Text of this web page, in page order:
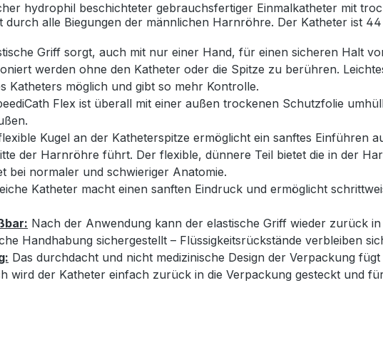
hydrophil beschichteter gebrauchsfertiger Einmalkatheter mit
durch alle Biegungen der männlichen Harnröhre. Der Katheter ist
Griff sorgt, auch mit nur einer Hand, für einen sicheren Halt
werden ohne den Katheter oder die Spitze zu berühren.
Katheters möglich und gibt so mehr Kontrolle.
Flex ist überall mit einer außen trockenen Schutzfolie
Kugel an der Katheterspitze ermöglicht ein sanftes Einführen
der Harnröhre führt. Der flexible, dünnere Teil bietet die in der
bei normaler und schwieriger Anatomie.
Katheter macht einen sanften Eindruck und ermöglicht
Nach der Anwendung kann der elastische Griff wieder zurück
Handhabung sichergestellt – Flüssigkeitsrückstände verbleiben
Das durchdacht und nicht medizinische Design der Verpackung
wird der Katheter einfach zurück in die Verpackung gesteckt und